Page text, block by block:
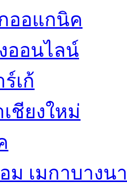
ออแกนิค
ออนไลน์
เก้
ชียงใหม่
ม เมกาบางนา